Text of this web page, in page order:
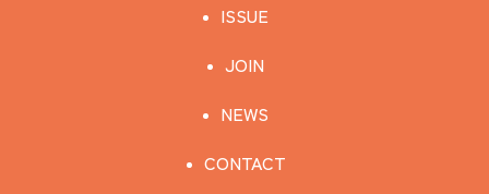
ISSUE
JOIN
NEWS
CONTACT